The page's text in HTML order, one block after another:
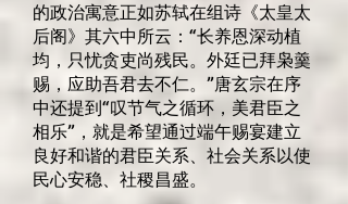
的政治寓意正如苏轼在组诗《太皇太
后阁》其六中所云：“长养恩深动植
均，只忧贪吏尚残民。外廷已拜枭羹
赐，应助吾君去不仁。”唐玄宗在序
中还提到“叹节气之循环，美君臣之
相乐”，就是希望通过端午赐宴建立
良好和谐的君臣关系、社会关系以使
民心安稳、社稷昌盛。